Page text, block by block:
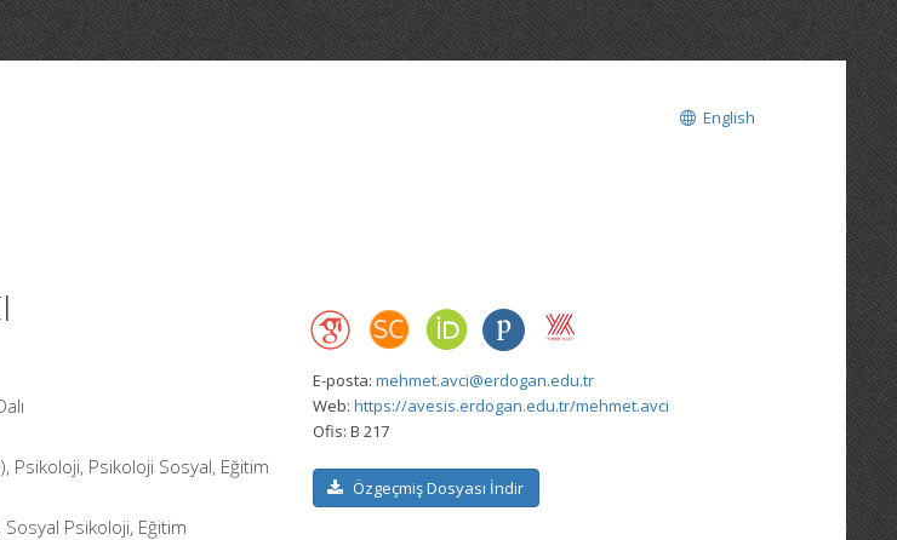
English
Psikoloji, Psikoloji Sosyal, Eğitim
Psikoloji, Eğitim
E-posta: mehmet.avci@erdogan.edu.tr
Web: https://avesis.erdogan.edu.tr/mehmet.avci
Ofis: B 217
Özgeçmiş Dosyası İndir